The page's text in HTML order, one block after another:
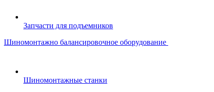
Запчасти для подъемников
Шиномонтажно балансировочное оборудование
Шиномонтажные станки